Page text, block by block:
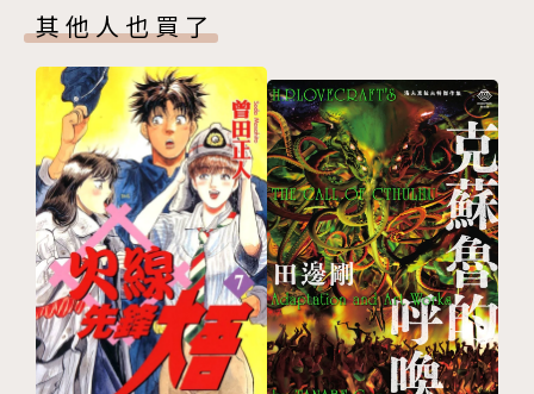
其他人也買了